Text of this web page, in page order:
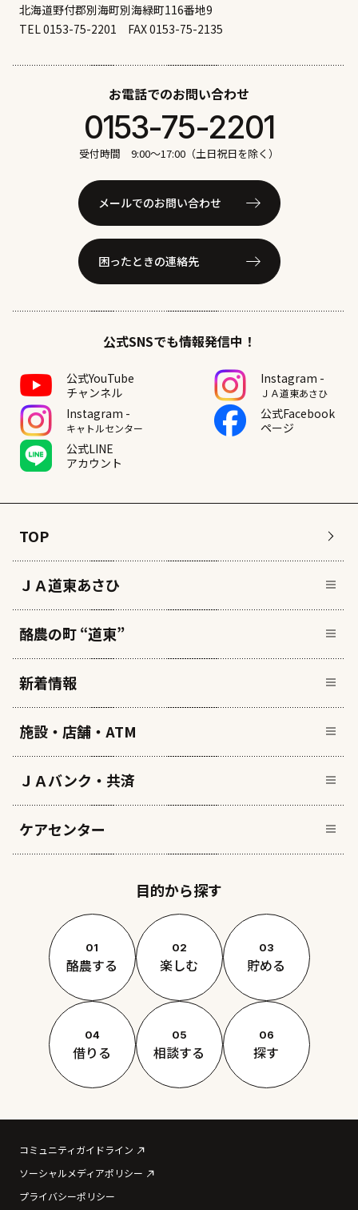
# 和菓子
# 四角い太陽
# 昆布干し
# 根室のオススメ食べ物
# 根室十景
# 海産物 # 潮干狩り # 焼肉
# 自然 # 花火 # 観る # 観光
# 遊ぶ
# 酪農体験 # 鉄板焼き # 食べる
北海道野付郡別海町別海緑町116番地9
TEL 0153-75-2201 FAX 0153-75-2135
お電話でのお問い合わせ
0153-75-2201
受付時間 9:00〜17:00（土日祝日を除く）
メールでのお問い合わせ
困ったときの連絡先
公式SNSでも情報発信中！
公式YouTube
チャンネル
Instagram -
ＪＡ道東あさひ
Instagram -
キャトルセンター
公式Facebook
ページ
公式LINE
アカウント
TOP
ＪＡ道東あさひ
酪農の町 “道東”
新着情報
施設・店舗・ATM
ＪＡバンク・共済
ケアセンター
目的から探す
01
酪農する
02
楽しむ
03
貯める
04
借りる
05
相談する
06
探す
コミュニティガイドライン
ソーシャルメディアポリシー
プライバシーポリシー